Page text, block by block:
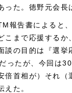
った。徳野元会長
報告書によると
こまで応援する
談の目的は『選挙
ったが、今回は
倍首相が）それ（
えた。